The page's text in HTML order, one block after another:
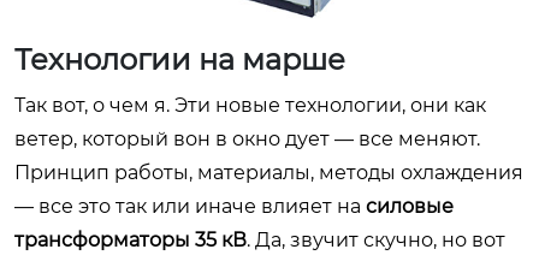
Технологии на марше
Так вот, о чем я. Эти новые технологии, они как
ветер, который вон в окно дует — все меняют.
Принцип работы, материалы, методы охлаждения
— все это так или иначе влияет на силовые
трансформаторы 35 кВ. Да, звучит скучно, но вот